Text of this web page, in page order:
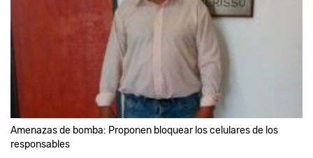
Amenazas de bomba: Proponen bloquear los celulares de los
responsables